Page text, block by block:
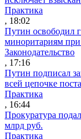
Практика
, 18:02
Путин освободил
миноритариям при
Законодательство
, 17:16
Путин подписал
всей цепочке
Практика
, 16:44
Прокуратура
млрд руб.
Практика